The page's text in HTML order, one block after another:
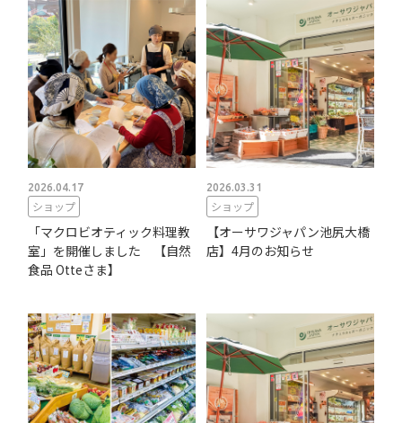
2026.04.17
ショップ
「マクロビオティック料理教
室」を開催しました 【自然
食品 Otteさま】
2026.03.31
ショップ
【オーサワジャパン池尻大橋
店】4月のお知らせ